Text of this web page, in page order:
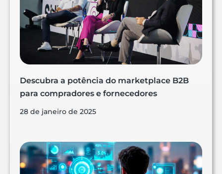
Descubra a potência do marketplace B2B
para compradores e fornecedores
28 de janeiro de 2025